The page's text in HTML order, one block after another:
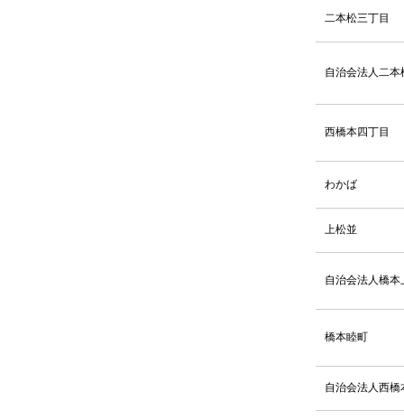
2025.06.10
2025.06.02
2025.05.01
2025.04.04
2025.03.06
二本松三丁目
自治会法人二本
西橋本四丁目
わかば
上松並
自治会法人橋本
橋本睦町
自治会法人西橋